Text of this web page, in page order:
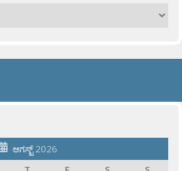
ಆಗಸ್ಟ್ 2026